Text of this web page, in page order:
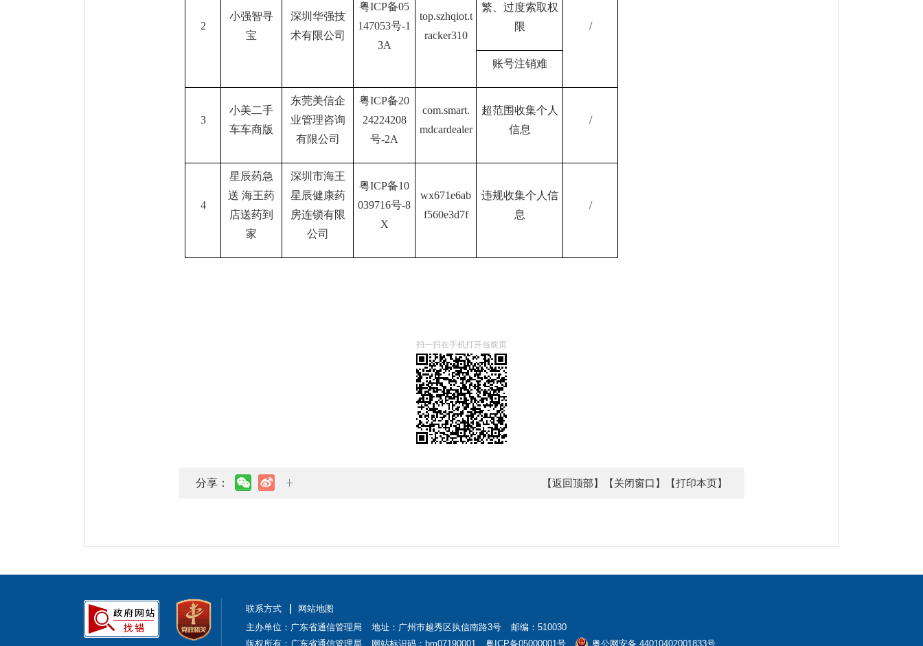
2
小强智寻
宝
深圳华强技
术有限公司
粤ICP备05
147053号-1
3A
top.szhqiot.t
racker310
繁、过度索取权
限
/
账号注销难
3
小美二手
车车商版
东莞美信企
业管理咨询
有限公司
粤ICP备20
24224208
号-2A
com.smart.
mdcardealer
超范围收集个人
信息
/
4
星辰药急
送 海王药
店送药到
家
深圳市海王
星辰健康药
房连锁有限
公司
粤ICP备10
039716号-8
X
wx671e6ab
f560e3d7f
违规收集个人信
息
/
扫一扫在手机打开当前页
分享： 【返回顶部】 【关闭窗口】 【打印本页】
联系方式
网站地图
主办单位：广东省通信管理局
地址：广州市越秀区执信南路3号
邮编：510030
版权所有：广东省通信管理局
网站标识码：bm07190001 粤ICP备05000001号 粤公网安备 44010402001833号